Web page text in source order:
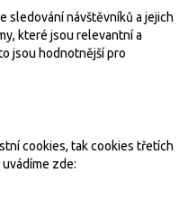
sledování návštěvníků a jejich
které jsou relevantní a
jsou hodnotnější pro
cookies, tak cookies třetích
zde: